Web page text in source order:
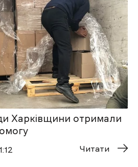
Харківщини отримали
Читати